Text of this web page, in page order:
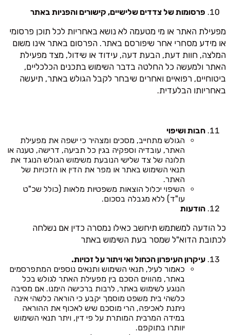
פרסומות של צדדים שלישיים, קישורים והפניות באתר
מפעילת האתר או מי מטעמה לא נושא באחריות לכל תוכן פרסומי
או מידע מסחרי אחר שיפורסם באתר. הפרסום באתר אינו משום
המלצה, חוות דעת, הבעת דעה, עידוד או שידול, מצד מפעילת
האתר ולמעשה כל החלטה בדבר השימוש בתכנים הכלכליים,
ביטוחיים, רפואיים ואחרים שיבחר לקבל הגולש באתר, תיעשה
באחריותו הבלעדית.
חבות ושיפוי
הגולש מתחייב, מסכים ומצהיר כי ישפה את מפעילת
האתר, עובדיה וספקיה בגין כל תביעה, דרישה, טענה או
תלונה של צד שלישי הנובעת משימוש הגולש הנוגד את
תנאי השימוש באתר או מפר את הדין או הזכויות של
האתר.
השיפוי יכלול הוצאות משפטיות מלאות (כולל שכ"ט
עו"ד) ללא מגבלה בסכום.
הודעות
כל הודעה למשתמש תיחשב כאילו נמסרה כדין אם נשלחה
לכתובת הדוא"ל שמסר בעת השימוש באתר
עיקרון העיפרון הכחול ואי ויתור על זכויות.
כאמור לעיל, תנאי השימוש ותנאים נוספים המתפרסמים
באתר, מהווים הסכם בין מפעילת האתר לגולש בכל
הנוגע לשימוש באתר, לרבות ברכישה הימנו. אם מסיבה
כלשהי בית משפט מוסמך יקבע כי הוראה כלשהי אינה
ניתנת לאכיפה, הרי מוסכם שיש לאכוף את ההוראה
במידה המרבית המותרת על פי דין, ויתר תנאי השימוש
יוותרו בתוקפם.